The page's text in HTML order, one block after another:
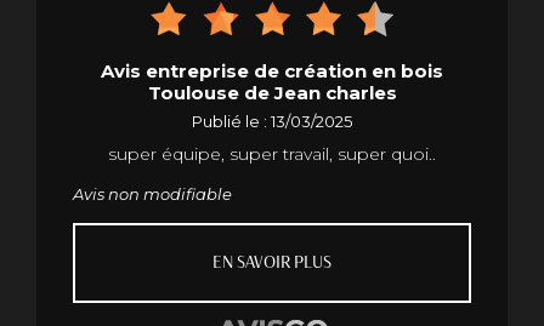
Avis entreprise de création en bois
Toulouse de Jean charles
Publié le : 13/03/2025
super équipe, super travail, super quoi..
Avis non modifiable
EN SAVOIR PLUS